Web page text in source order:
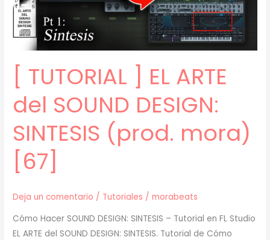
(prod.
mora)
[68]
[ TUTORIAL ] EL ARTE
del SOUND DESIGN:
SINTESIS (prod. mora)
[67]
Deja un comentario / Tutoriales /morabeats
Cómo Hacer SOUND DESIGN: SINTESIS – Tutorial en FL Studio
EL ARTE del SOUND DESIGN: SINTESIS. Tutorial de Cómo